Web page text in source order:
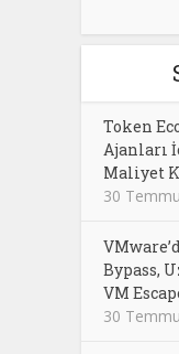
Token
Ajanları
Maliyet
30
Bypass,
VM
30